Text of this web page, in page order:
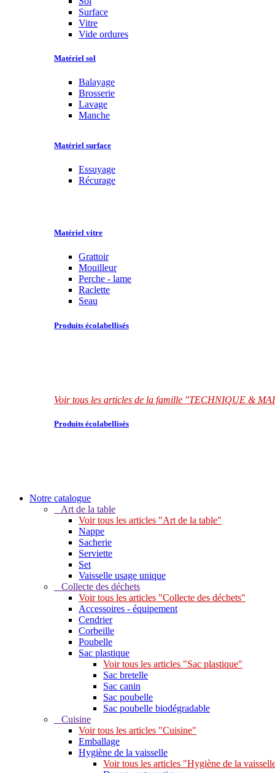
Surface
Vitre
Vide ordures
Matériel sol
Balayage
Brosserie
Lavage
Manche
Matériel surface
Essuyage
Récurage
Matériel vitre
Grattoir
Mouilleur
Perche - lame
Raclette
Seau
Produits écolabellisés
Voir tous les articles de la famille "TECHNIQUE &
Produits écolabellisés
Notre catalogue
Art de la table
Voir tous les articles "Art de la table"
Nappe
Sacherie
Serviette
Set
Vaisselle usage unique
Collecte des déchets
Voir tous les articles "Collecte des déchets"
Accessoires - équipement
Cendrier
Corbeille
Poubelle
Sac plastique
Voir tous les articles "Sac plastique"
Sac bretelle
Sac canin
Sac poubelle
Sac poubelle biodégradable
Cuisine
Voir tous les articles "Cuisine"
Emballage
Hygiène de la vaisselle
Voir tous les articles "Hygiène de la